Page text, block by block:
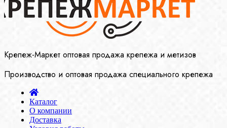
Крепеж-Маркет оптовая продажа крепежа и метизов
Производство и оптовая продажа специального крепежа
Каталог
О компании
Доставка